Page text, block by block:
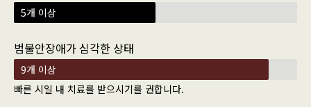
5개 이상
범불안장애가 심각한 상태
9개 이상
빠른 시일 내 치료를 받으시기를 권합니다.